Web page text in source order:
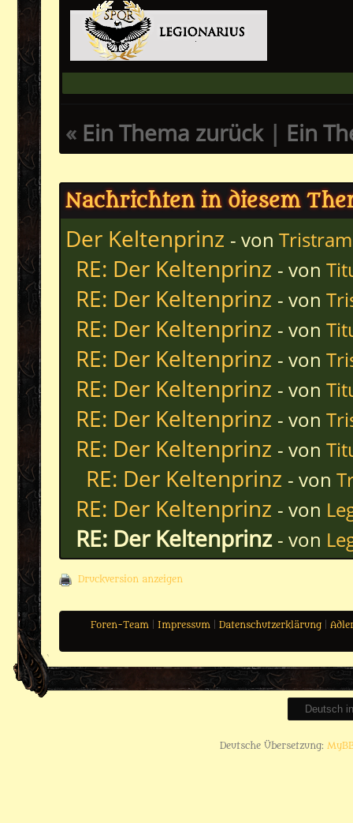
« Ein Thema zurück| Ein
Nachrichten in diesem
Der Keltenprinz - von Tristram
RE: Der Keltenprinz - von
RE: Der Keltenprinz - von
RE: Der Keltenprinz - von
RE: Der Keltenprinz - von
RE: Der Keltenprinz - von
RE: Der Keltenprinz - von
RE: Der Keltenprinz - von
RE: Der Keltenprinz - von
RE: Der Keltenprinz - von
RE: Der Keltenprinz - von
Druckversion anzeigen
Foren-Team Impressum Datenschutzerklärung
Deutsche Übersetzung: